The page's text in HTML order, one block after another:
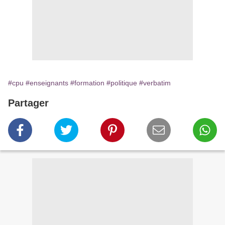
#cpu #enseignants #formation #politique #verbatim
Partager